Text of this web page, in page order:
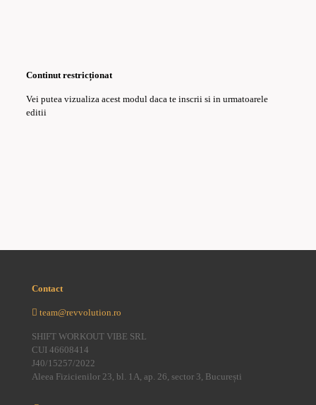
Continut restricționat
Vei putea vizualiza acest modul daca te inscrii si in urmatoarele
editii
Contact
team@revvolution.ro
SHIFT WORKOUT VIBE SRL
CUI 46608414
J40/15257/2022
Aleea Fizicienilor 23, bl. 1A, ap. 26, sector 3, București